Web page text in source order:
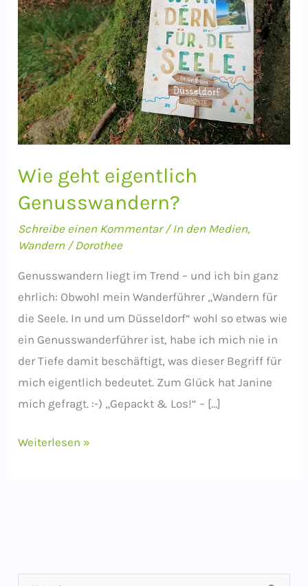
Wie geht eigentlich
Genusswandern?
Schreibe einen Kommentar /In den Medien,
Wandern/Dorothee
Genusswandern liegt im Trend – und ich bin ganz
ehrlich: Obwohl mein Wanderführer „Wandern für
die Seele. In und um Düsseldorf“ wohl so etwas wie
ein Genusswanderführer ist, habe ich mich nie in
der Tiefe damit beschäftigt, was dieser Begriff für
mich eigentlich bedeutet. Zum Glück hat Janine
mich gefragt. :-) „Gepackt & Los!“ – […]
Wie
Weiterlesen »